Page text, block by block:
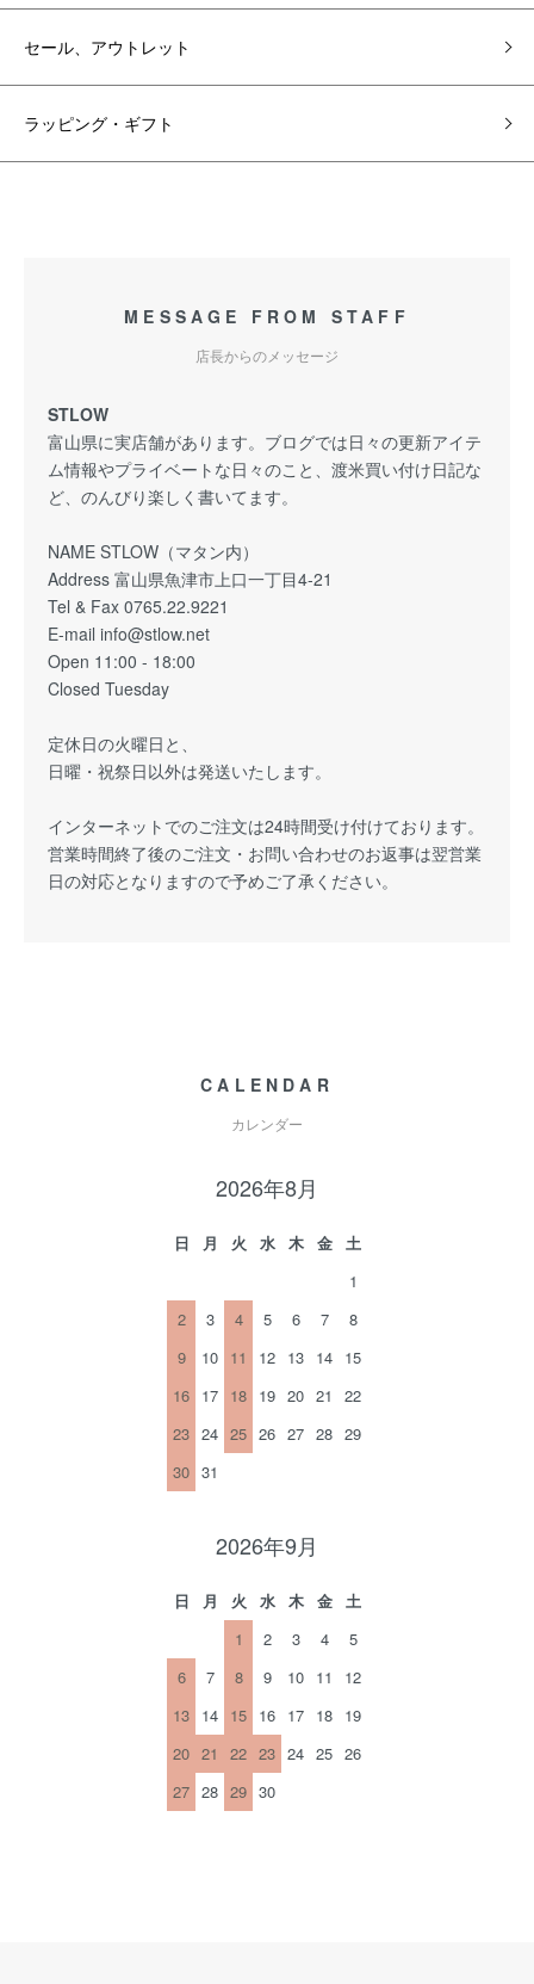
セール、アウトレット
ラッピング・ギフト
MESSAGE FROM STAFF
店長からのメッセージ
STLOW
富山県に実店舗があります。ブログでは日々の更新アイテ
ム情報やプライベートな日々のこと、渡米買い付け日記な
ど、のんびり楽しく書いてます。
NAME STLOW（マタン内）
Address 富山県魚津市上口一丁目4-21
Tel & Fax 0765.22.9221
E-mail info@stlow.net
Open 11:00 - 18:00
Closed Tuesday
定休日の火曜日と、
日曜・祝祭日以外は発送いたします。
インターネットでのご注文は24時間受け付けております。
営業時間終了後のご注文・お問い合わせのお返事は翌営業
日の対応となりますので予めご了承ください。
CALENDAR
カレンダー
2026年8月
日 月 火 水 木 金
土
1
2
3 4 5 6 7
8
9
10 11 12 13 14 15
16 17 18 19 20 21
22
23 24 25 26 27 28 29
30 31
2026年9月
日 月 火 水 木 金
土
1
2 3 4
5
6
7 8 9 10 11
12
13 14 15 16 17 18 19
20 21 22 23 24 25 26
27 28 29 30